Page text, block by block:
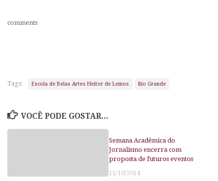
comments
Tags: Escola de Belas Artes Heitor de Lemos Rio Grande
VOCÊ PODE GOSTAR...
Semana Acadêmica do
Jornalismo encerra com
proposta de futuros eventos
11/10/2014